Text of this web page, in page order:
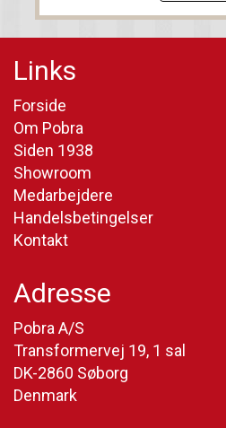
Links
Forside
Om Pobra
Siden 1938
Showroom
Medarbejdere
Handelsbetingelser
Kontakt
Adresse
Pobra A/S
Transformervej 19, 1 sal
DK-2860 Søborg
Denmark